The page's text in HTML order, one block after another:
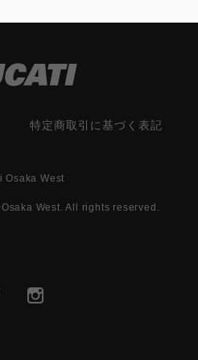
特定商取引に基づく表記
Osaka West
West. All rights reserved.